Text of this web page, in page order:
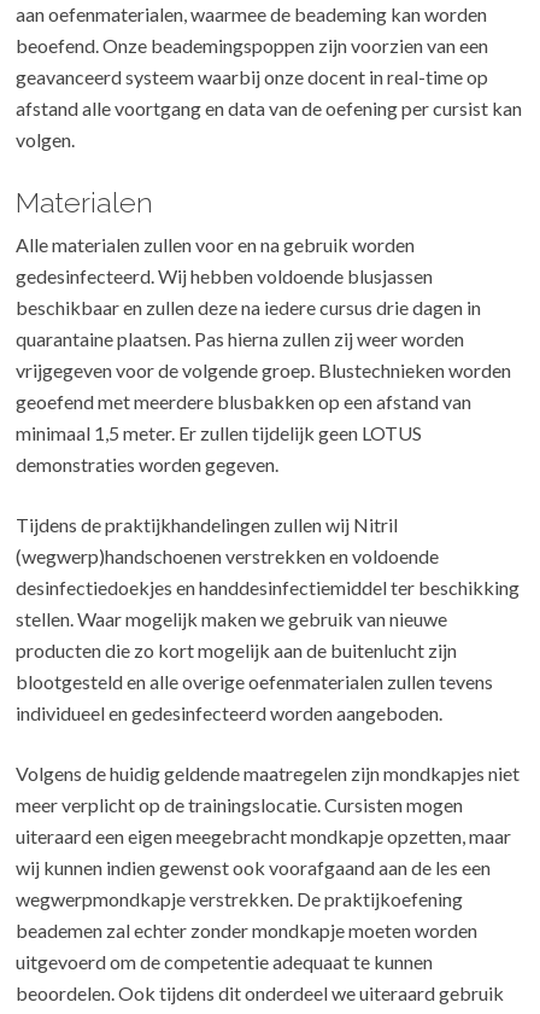
aan oefenmaterialen, waarmee de beademing kan worden
beoefend. Onze beademingspoppen zijn voorzien van een
geavanceerd systeem waarbij onze docent in real-time op
afstand alle voortgang en data van de oefening per cursist kan
volgen.
Materialen
Alle materialen zullen voor en na gebruik worden
gedesinfecteerd. Wij hebben voldoende blusjassen
beschikbaar en zullen deze na iedere cursus drie dagen in
quarantaine plaatsen. Pas hierna zullen zij weer worden
vrijgegeven voor de volgende groep. Blustechnieken worden
geoefend met meerdere blusbakken op een afstand van
minimaal 1,5 meter. Er zullen tijdelijk geen LOTUS
demonstraties worden gegeven.
Tijdens de praktijkhandelingen zullen wij Nitril
(wegwerp)handschoenen verstrekken en voldoende
desinfectiedoekjes en handdesinfectiemiddel ter beschikking
stellen. Waar mogelijk maken we gebruik van nieuwe
producten die zo kort mogelijk aan de buitenlucht zijn
blootgesteld en alle overige oefenmaterialen zullen tevens
individueel en gedesinfecteerd worden aangeboden.
Volgens de huidig geldende maatregelen zijn mondkapjes niet
meer verplicht op de trainingslocatie. Cursisten mogen
uiteraard een eigen meegebracht mondkapje opzetten, maar
wij kunnen indien gewenst ook voorafgaand aan de les een
wegwerpmondkapje verstrekken. De praktijkoefening
beademen zal echter zonder mondkapje moeten worden
uitgevoerd om de competentie adequaat te kunnen
beoordelen. Ook tijdens dit onderdeel we uiteraard gebruik